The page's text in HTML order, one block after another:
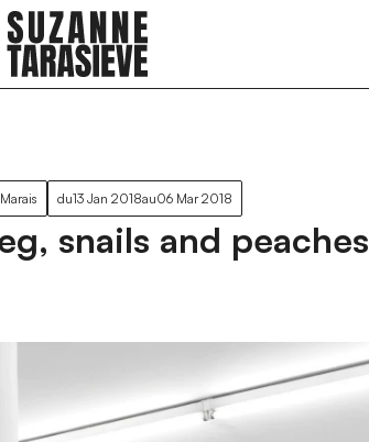
Marais du13 Jan 2018au06 Mar 2018
snails and peaches